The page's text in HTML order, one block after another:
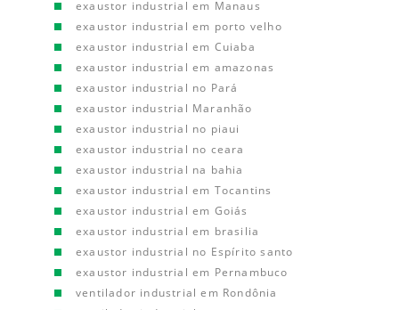
exaustor industrial em Manaus
exaustor industrial em porto velho
exaustor industrial em Cuiaba
exaustor industrial em amazonas
exaustor industrial no Pará
exaustor industrial Maranhão
exaustor industrial no piaui
exaustor industrial no ceara
exaustor industrial na bahia
exaustor industrial em Tocantins
exaustor industrial em Goiás
exaustor industrial em brasilia
exaustor industrial no Espírito santo
exaustor industrial em Pernambuco
ventilador industrial em Rondônia